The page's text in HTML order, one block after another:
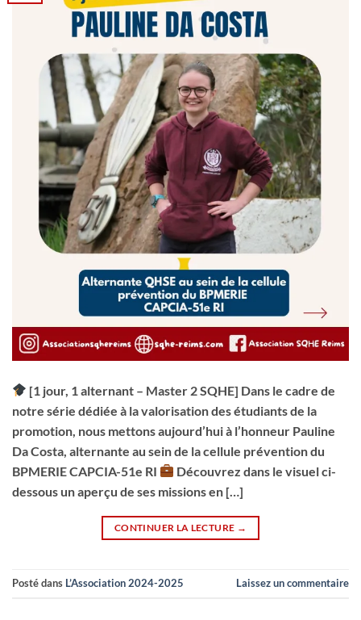
[1 jour, 1 alternant – Master 2 SQHE] Dans le cadre de
notre série dédiée à la valorisation des étudiants de la
promotion, nous mettons aujourd’hui à l’honneur Pauline
Da Costa, alternante au sein de la cellule prévention du
BPMERIE CAPCIA-51e RI
Découvrez dans le visuel ci-
dessous un aperçu de ses missions en […]
CONTINUER LA LECTURE →
Posté dans L’Association 2024-2025 Laissez un commentaire